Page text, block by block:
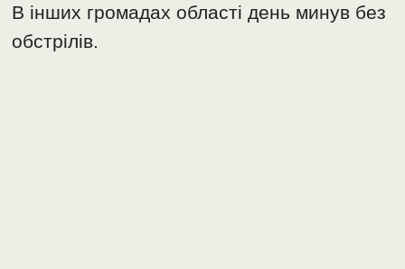
В інших громадах області день минув без
обстрілів.